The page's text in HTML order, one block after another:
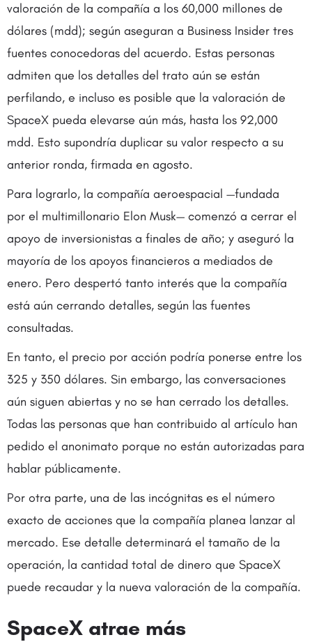
valoración de la compañía a los 60,000 millones de
dólares (mdd); según aseguran a Business Insider tres
fuentes conocedoras del acuerdo. Estas personas
admiten que los detalles del trato aún se están
perfilando, e incluso es posible que la valoración de
SpaceX pueda elevarse aún más, hasta los 92,000
mdd. Esto supondría duplicar su valor respecto a su
anterior ronda, firmada en agosto.
Para lograrlo, la compañía aeroespacial —fundada
por el multimillonario Elon Musk— comenzó a cerrar el
apoyo de inversionistas a finales de año; y aseguró la
mayoría de los apoyos financieros a mediados de
enero. Pero despertó tanto interés que la compañía
está aún cerrando detalles, según las fuentes
consultadas.
En tanto, el precio por acción podría ponerse entre los
325 y 350 dólares. Sin embargo, las conversaciones
aún siguen abiertas y no se han cerrado los detalles.
Todas las personas que han contribuido al artículo han
pedido el anonimato porque no están autorizadas para
hablar públicamente.
Por otra parte, una de las incógnitas es el número
exacto de acciones que la compañía planea lanzar al
mercado. Ese detalle determinará el tamaño de la
operación, la cantidad total de dinero que SpaceX
puede recaudar y la nueva valoración de la compañía.
SpaceX atrae más